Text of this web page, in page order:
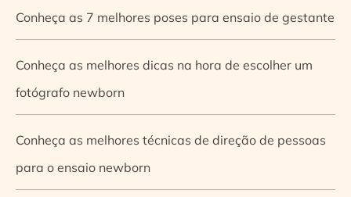
Conheça as 7 melhores poses para ensaio de gestante
Conheça as melhores dicas na hora de escolher um
fotógrafo newborn
Conheça as melhores técnicas de direção de pessoas
para o ensaio newborn